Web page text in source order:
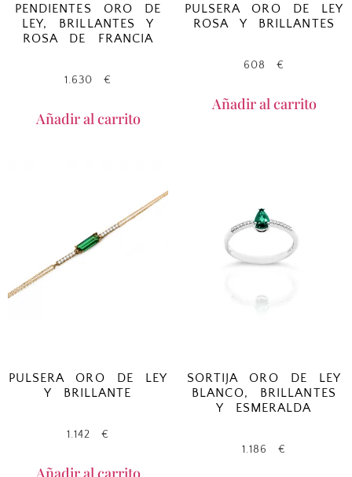
PENDIENTES ORO DE
LEY, BRILLANTES Y
ROSA DE FRANCIA
1.630€
Añadir al carrito
PULSERA ORO DE LEY
ROSA Y BRILLANTES
608€
Añadir al carrito
PULSERA ORO DE LEY
Y BRILLANTE
1.142€
SORTIJA ORO DE LEY
BLANCO, BRILLANTES
Y ESMERALDA
1.186€